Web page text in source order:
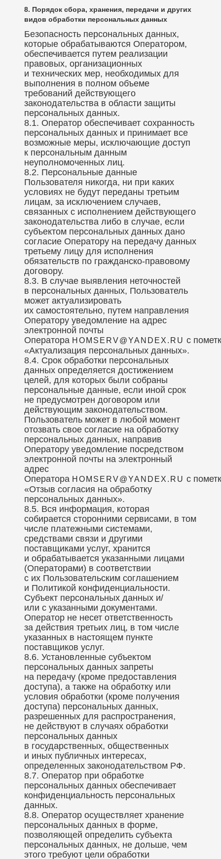
8. Порядок сбора, хранения, передачи и других
видов обработки персональных данных
Безопасность персональных данных,
которые обрабатываются Оператором,
обеспечивается путем реализации
правовых, организационных
и технических мер, необходимых для
выполнения в полном объеме
требований действующего
законодательства в области защиты
персональных данных.
8.1. Оператор обеспечивает сохранность
персональных данных и принимает все
возможные меры, исключающие доступ
к персональным данным
неуполномоченных лиц.
8.2. Персональные данные
Пользователя никогда, ни при каких
условиях не будут переданы третьим
лицам, за исключением случаев,
связанных с исполнением действующего
законодательства либо в случае, если
субъектом персональных данных дано
согласие Оператору на передачу данных
третьему лицу для исполнения
обязательств по гражданско-правовому
договору.
8.3. В случае выявления неточностей
в персональных данных, Пользователь
может актуализировать
их самостоятельно, путем направления
Оператору уведомление на адрес
электронной почты
Оператора HOMSERV@YANDEX.RU с
«Актуализация персональных данных».
8.4. Срок обработки персональных
данных определяется достижением
целей, для которых были собраны
персональные данные, если иной срок
не предусмотрен договором или
действующим законодательством.
Пользователь может в любой момент
отозвать свое согласие на обработку
персональных данных, направив
Оператору уведомление посредством
электронной почты на электронный
адрес
Оператора HOMSERV@YANDEX.RU с
«Отзыв согласия на обработку
персональных данных».
8.5. Вся информация, которая
собирается сторонними сервисами, в том
числе платежными системами,
средствами связи и другими
поставщиками услуг, хранится
и обрабатывается указанными лицами
(Операторами) в соответствии
с их Пользовательским соглашением
и Политикой конфиденциальности.
Субъект персональных данных и/
или с указанными документами.
Оператор не несет ответственность
за действия третьих лиц, в том числе
указанных в настоящем пункте
поставщиков услуг.
8.6. Установленные субъектом
персональных данных запреты
на передачу (кроме предоставления
доступа), а также на обработку или
условия обработки (кроме получения
доступа) персональных данных,
разрешенных для распространения,
не действуют в случаях обработки
персональных данных
в государственных, общественных
и иных публичных интересах,
определенных законодательством РФ.
8.7. Оператор при обработке
персональных данных обеспечивает
конфиденциальность персональных
данных.
8.8. Оператор осуществляет хранение
персональных данных в форме,
позволяющей определить субъекта
персональных данных, не дольше, чем
этого требуют цели обработки